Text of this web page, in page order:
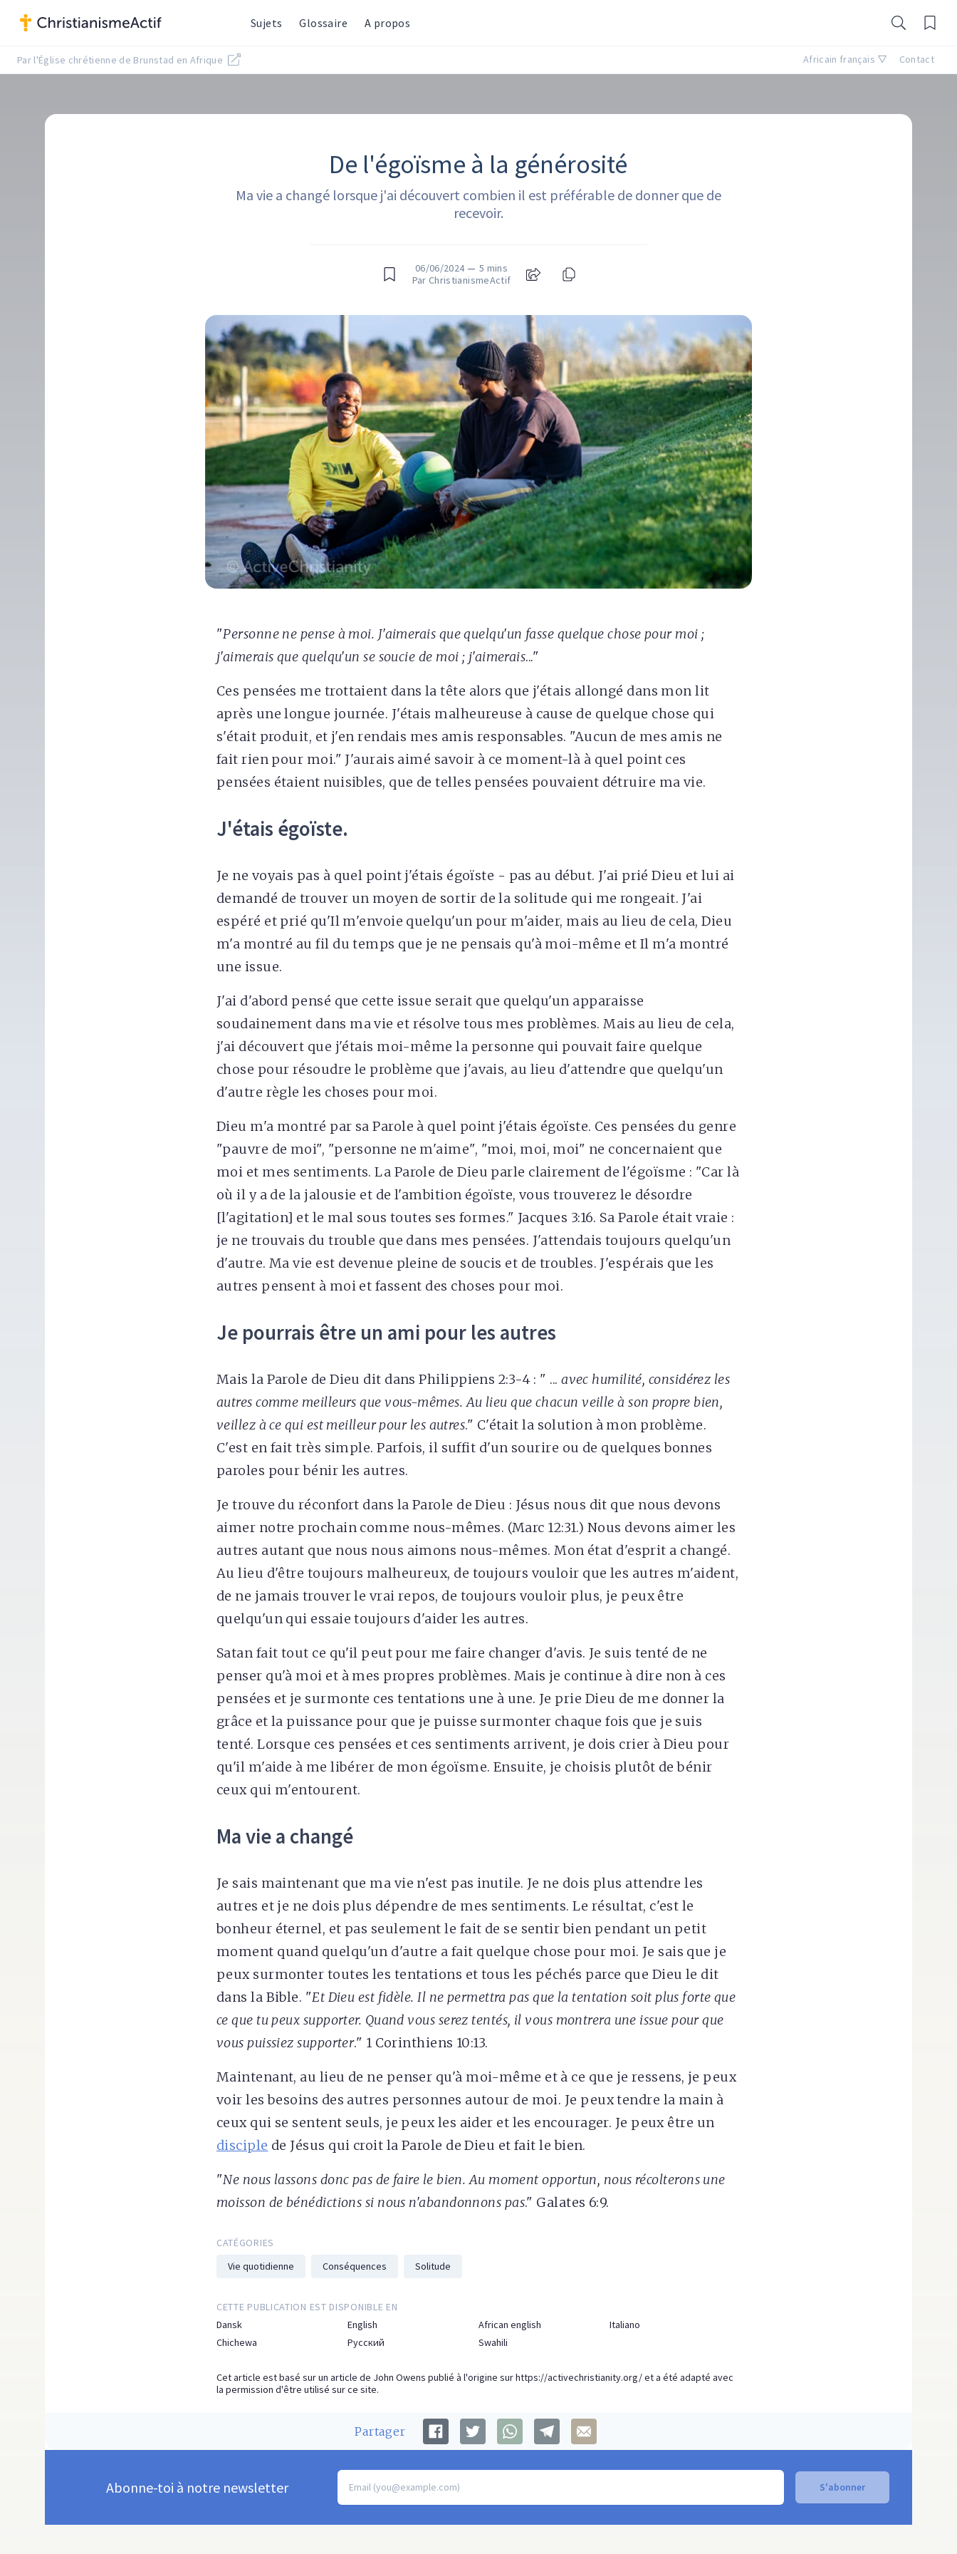
Sujets Glossaire A propos
Par l'Église chrétienne de Brunstad en Afrique Africain français ▽ Contact
De l'égoïsme à la générosité
Ma vie a changé lorsque j'ai découvert combien il est préférable de donner que de
recevoir.
06/06/2024 — 5 mins
Par ChristianismeActif
"Personne ne pense à moi. J'aimerais que quelqu'un fasse quelque chose pour moi ;
j'aimerais que quelqu'un se soucie de moi ; j'aimerais..."
Ces pensées me trottaient dans la tête alors que j'étais allongé dans mon lit
après une longue journée. J'étais malheureuse à cause de quelque chose qui
s'était produit, et j'en rendais mes amis responsables. "Aucun de mes amis ne
fait rien pour moi." J'aurais aimé savoir à ce moment-là à quel point ces
pensées étaient nuisibles, que de telles pensées pouvaient détruire ma vie.
J'étais égoïste.
Je ne voyais pas à quel point j'étais égoïste - pas au début. J'ai prié Dieu et lui ai
demandé de trouver un moyen de sortir de la solitude qui me rongeait. J'ai
espéré et prié qu'Il m'envoie quelqu'un pour m'aider, mais au lieu de cela, Dieu
m'a montré au fil du temps que je ne pensais qu'à moi-même et Il m'a montré
une issue.
J'ai d'abord pensé que cette issue serait que quelqu'un apparaisse
soudainement dans ma vie et résolve tous mes problèmes. Mais au lieu de cela,
j'ai découvert que j'étais moi-même la personne qui pouvait faire quelque
chose pour résoudre le problème que j'avais, au lieu d'attendre que quelqu'un
d'autre règle les choses pour moi.
Dieu m'a montré par sa Parole à quel point j'étais égoïste. Ces pensées du genre
"pauvre de moi", "personne ne m'aime", "moi, moi, moi" ne concernaient que
moi et mes sentiments. La Parole de Dieu parle clairement de l'égoïsme : "Car là
où il y a de la jalousie et de l'ambition égoïste, vous trouverez le désordre
[l'agitation] et le mal sous toutes ses formes." Jacques 3:16. Sa Parole était vraie :
je ne trouvais du trouble que dans mes pensées. J'attendais toujours quelqu'un
d'autre. Ma vie est devenue pleine de soucis et de troubles. J'espérais que les
autres pensent à moi et fassent des choses pour moi.
Je pourrais être un ami pour les autres
Mais la Parole de Dieu dit dans Philippiens 2:3-4 : " ...avec humilité, considérez les
autres comme meilleurs que vous-mêmes. Au lieu que chacun veille à son propre bien,
veillez à ce qui est meilleur pour les autres." C'était la solution à mon problème.
C'est en fait très simple. Parfois, il suffit d'un sourire ou de quelques bonnes
paroles pour bénir les autres.
Je trouve du réconfort dans la Parole de Dieu : Jésus nous dit que nous devons
aimer notre prochain comme nous-mêmes. (Marc 12:31.) Nous devons aimer les
autres autant que nous nous aimons nous-mêmes. Mon état d'esprit a changé.
Au lieu d'être toujours malheureux, de toujours vouloir que les autres m'aident,
de ne jamais trouver le vrai repos, de toujours vouloir plus, je peux être
quelqu'un qui essaie toujours d'aider les autres.
Satan fait tout ce qu'il peut pour me faire changer d'avis. Je suis tenté de ne
penser qu'à moi et à mes propres problèmes. Mais je continue à dire non à ces
pensées et je surmonte ces tentations une à une. Je prie Dieu de me donner la
grâce et la puissance pour que je puisse surmonter chaque fois que je suis
tenté. Lorsque ces pensées et ces sentiments arrivent, je dois crier à Dieu pour
qu'il m'aide à me libérer de mon égoïsme. Ensuite, je choisis plutôt de bénir
ceux qui m'entourent.
Ma vie a changé
Je sais maintenant que ma vie n'est pas inutile. Je ne dois plus attendre les
autres et je ne dois plus dépendre de mes sentiments. Le résultat, c'est le
bonheur éternel, et pas seulement le fait de se sentir bien pendant un petit
moment quand quelqu'un d'autre a fait quelque chose pour moi. Je sais que je
peux surmonter toutes les tentations et tous les péchés parce que Dieu le dit
dans la Bible. "Et Dieu est fidèle. Il ne permettra pas que la tentation soit plus forte que
ce que tu peux supporter. Quand vous serez tentés, il vous montrera une issue pour que
vous puissiez supporter." 1 Corinthiens 10:13.
Maintenant, au lieu de ne penser qu'à moi-même et à ce que je ressens, je peux
voir les besoins des autres personnes autour de moi. Je peux tendre la main à
ceux qui se sentent seuls, je peux les aider et les encourager. Je peux être un
disciple de Jésus qui croit la Parole de Dieu et fait le bien.
"Ne nous lassons donc pas de faire le bien. Au moment opportun, nous récolterons une
moisson de bénédictions si nous n'abandonnons pas." Galates 6:9.
CATÉGORIES
Vie quotidienne
Conséquences Solitude
CETTE PUBLICATION EST DISPONIBLE EN
Dansk
English African english
Italiano
Chichewa
Русский Swahili
Cet article est basé sur un article de John Owens publié à l'origine surhttps://activechristianity.org/et a été adapté avec
la permission d'être utilisé sur ce site.
Partager
Abonne-toi à notre newsletter